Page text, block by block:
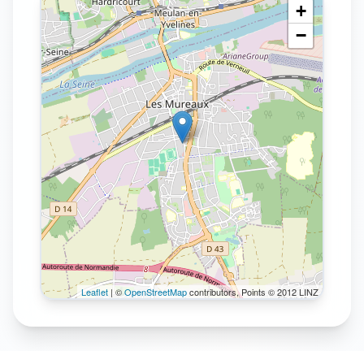
+
−
Leaflet | ©OpenStreetMapcontributors, Points © 2012 LINZ